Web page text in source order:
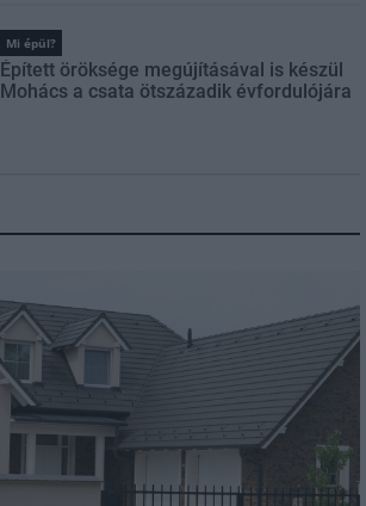
Mi épül?
Épített öröksége megújításával is készül
Mohács a csata ötszázadik évfordulójára